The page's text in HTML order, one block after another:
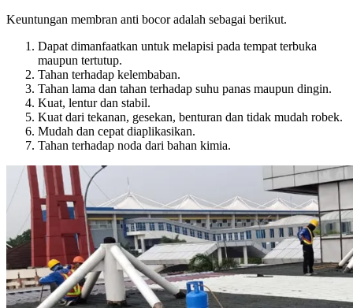
Keuntungan membran anti bocor adalah sebagai berikut.
Dapat dimanfaatkan untuk melapisi pada tempat terbuka
maupun tertutup.
Tahan terhadap kelembaban.
Tahan lama dan tahan terhadap suhu panas maupun dingin.
Kuat, lentur dan stabil.
Kuat dari tekanan, gesekan, benturan dan tidak mudah robek.
Mudah dan cepat diaplikasikan.
Tahan terhadap noda dari bahan kimia.